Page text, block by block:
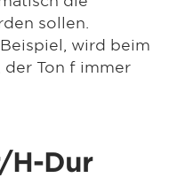
sollen.
wird beim
Ton f immer
H-Dur